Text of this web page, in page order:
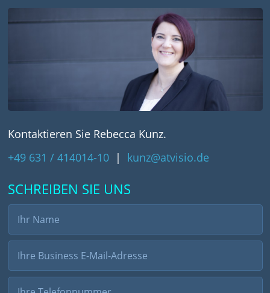
Kontaktieren Sie Rebecca Kunz.
+49 631 / 414014-10 | kunz@atvisio.de
SCHREIBEN SIE UNS